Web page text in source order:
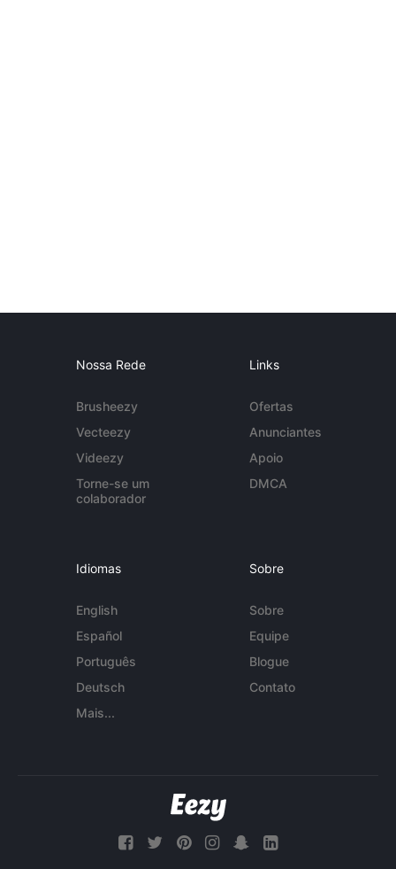
Nossa Rede
Brusheezy
Vecteezy
Videezy
Torne-se um
colaborador
Links
Ofertas
Anunciantes
Apoio
DMCA
Idiomas
English
Español
Português
Deutsch
Mais...
Sobre
Sobre
Equipe
Blogue
Contato